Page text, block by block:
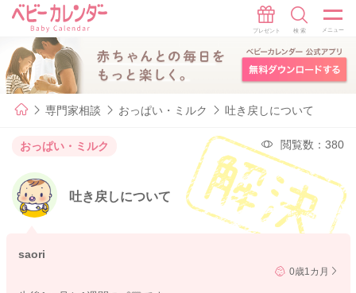
専門家相談 おっぱい・ミルク 吐き戻しについて
おっぱい・ミルク 閲覧数：380
吐き戻しについて
saori
0歳1カ月